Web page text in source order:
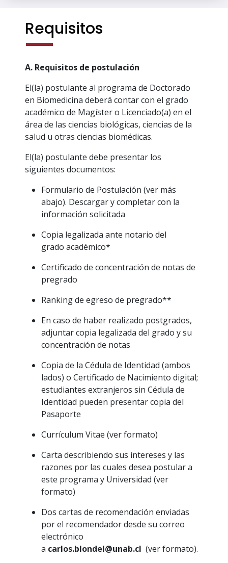
Requisitos
A. Requisitos de postulación
El(la) postulante al programa de Doctorado
en Biomedicina deberá contar con el grado
académico de Magíster o Licenciado(a) en el
área de las ciencias biológicas, ciencias de la
salud u otras ciencias biomédicas.
El(la) postulante debe presentar los
siguientes documentos:
Formulario de Postulación (ver más
abajo). Descargar y completar con la
información solicitada
Copia legalizada ante notario del
grado académico*
Certificado de concentración de notas de
pregrado
Ranking de egreso de pregrado**
En caso de haber realizado postgrados,
adjuntar copia legalizada del grado y su
concentración de notas
Copia de la Cédula de Identidad (ambos
lados) o Certificado de Nacimiento digital;
estudiantes extranjeros sin Cédula de
Identidad pueden presentar copia del
Pasaporte
Currículum Vitae (ver formato)
Carta describiendo sus intereses y las
razones por las cuales desea postular a
este programa y Universidad (ver
formato)
Dos cartas de recomendación enviadas
por el recomendador desde su correo
electrónico
a carlos.blondel@unab.cl (ver formato).